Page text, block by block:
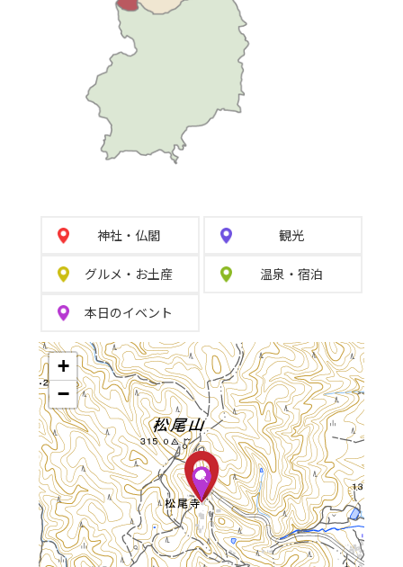
神社 ・ 仏閣 観光
グルメ ・ お土産 温泉 ・宿泊
本日のイベント
+
−